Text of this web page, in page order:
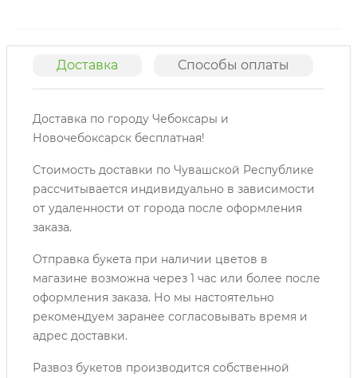
Доставка Способы оплаты
Доставка по городу Чебоксары и
Новочебоксарск бесплатная!
Стоимость доставки по Чувашской Республике
рассчитывается индивидуально в зависимости
от удаленности от города после оформления
заказа.
Отправка букета при наличии цветов в
магазине возможна через 1 час или более после
оформления заказа. Но мы настоятельно
рекомендуем заранее согласовывать время и
адрес доставки.
Развоз букетов производится собственной